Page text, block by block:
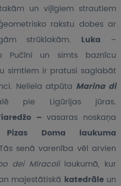
un vijīgiem strautiem
rakstu dobes ar
strūklakām. Luka –
Pučīni un simts baznīcu
simtiem ir pratusi saglabāt
Neliela atpūta Marina di
pie Ligūrijas jūras.
–vasaras noskaņa
Pizas Doma laukuma
senā varenība vēl arvien
dei Miracoli laukumā, kur
majestātiskā katedrāle un